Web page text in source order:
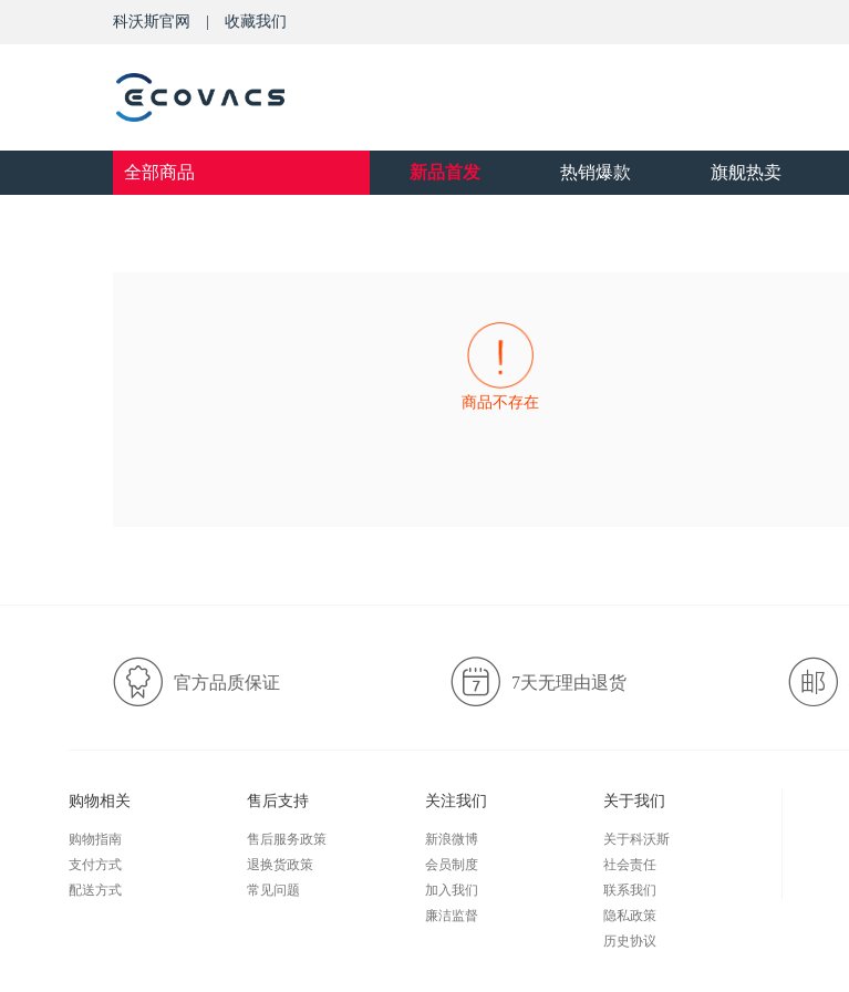
科沃斯官网 收藏我们
全部商品 新品首发 热销爆款 旗舰热卖
商品不存在
官方品质保证 7天无理由退货
购物相关
购物指南
支付方式
配送方式
售后支持
售后服务政策
退换货政策
常见问题
关注我们
新浪微博
会员制度
加入我们
廉洁监督
关于我们
关于科沃斯
社会责任
联系我们
隐私政策
历史协议